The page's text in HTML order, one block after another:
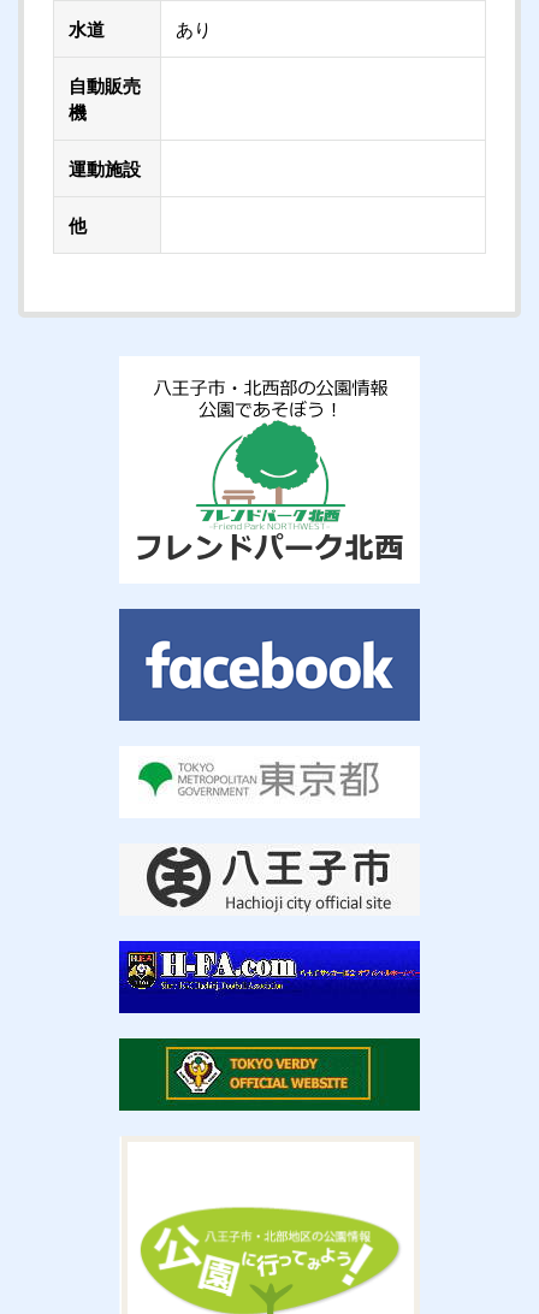
水道 あり
自動販売
機
運動施設
他